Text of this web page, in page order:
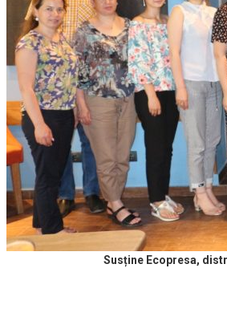
Susține Ecopresa,